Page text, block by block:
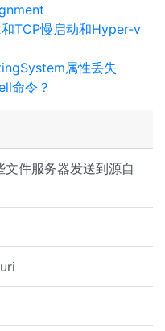
件服务器发送到源自
TCP慢启动和Hyper-v
属性丢失
命令？